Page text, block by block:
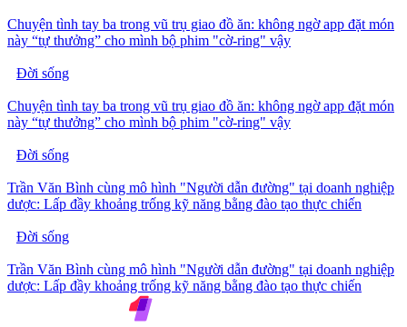
Chuyện tình tay ba trong vũ trụ giao đồ ăn: không ngờ app đặt món
này “tự thưởng” cho mình bộ phim "cờ-ring" vậy
Đời sống
Chuyện tình tay ba trong vũ trụ giao đồ ăn: không ngờ app đặt món
này “tự thưởng” cho mình bộ phim "cờ-ring" vậy
Đời sống
Trần Văn Bình cùng mô hình "Người dẫn đường" tại doanh nghiệp
dược: Lấp đầy khoảng trống kỹ năng bằng đào tạo thực chiến
Đời sống
Trần Văn Bình cùng mô hình "Người dẫn đường" tại doanh nghiệp
dược: Lấp đầy khoảng trống kỹ năng bằng đào tạo thực chiến